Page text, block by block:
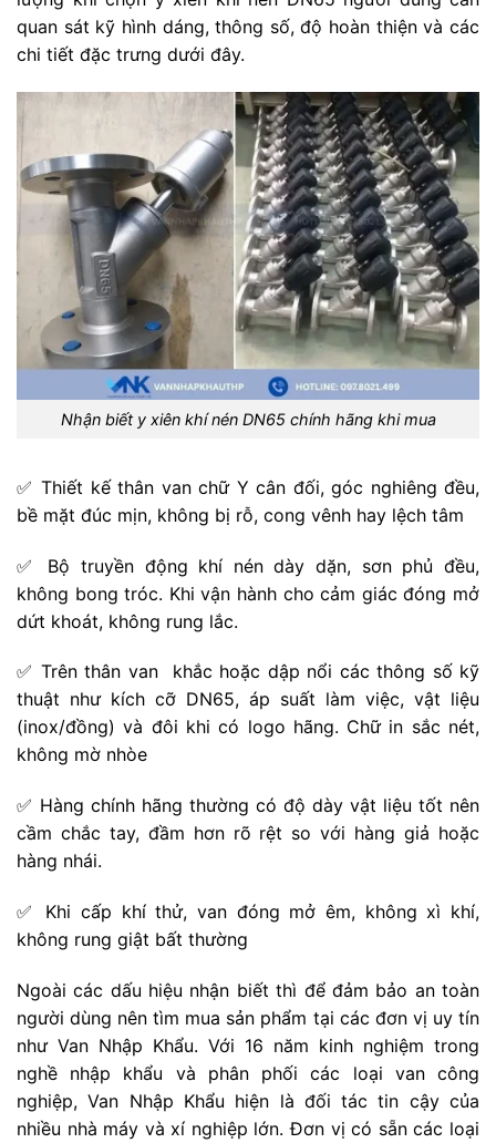
quan sát kỹ hình dáng, thông số, độ hoàn thiện và các
chi tiết đặc trưng dưới đây.
Nhận biết y xiên khí nén DN65 chính hãng khi mua
✅ Thiết kế thân van chữ Y cân đối, góc nghiêng đều,
bề mặt đúc mịn, không bị rỗ, cong vênh hay lệch tâm
✅ Bộ truyền động khí nén dày dặn, sơn phủ đều,
không bong tróc. Khi vận hành cho cảm giác đóng mở
dứt khoát, không rung lắc.
✅ Trên thân van khắc hoặc dập nổi các thông số kỹ
thuật như kích cỡ DN65, áp suất làm việc, vật liệu
(inox/đồng) và đôi khi có logo hãng. Chữ in sắc nét,
không mờ nhòe
✅ Hàng chính hãng thường có độ dày vật liệu tốt nên
cầm chắc tay, đầm hơn rõ rệt so với hàng giả hoặc
hàng nhái.
✅ Khi cấp khí thử, van đóng mở êm, không xì khí,
không rung giật bất thường
Ngoài các dấu hiệu nhận biết thì để đảm bảo an toàn
người dùng nên tìm mua sản phẩm tại các đơn vị uy tín
như Van Nhập Khẩu. Với 16 năm kinh nghiệm trong
nghề nhập khẩu và phân phối các loại van công
nghiệp, Van Nhập Khẩu hiện là đối tác tin cậy của
nhiều nhà máy và xí nghiệp lớn. Đơn vị có sẵn các loại